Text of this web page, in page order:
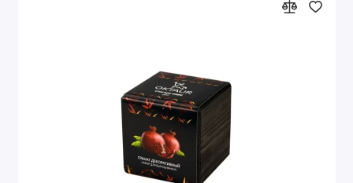
Развлекательные игры
Ремувки и пуллеры